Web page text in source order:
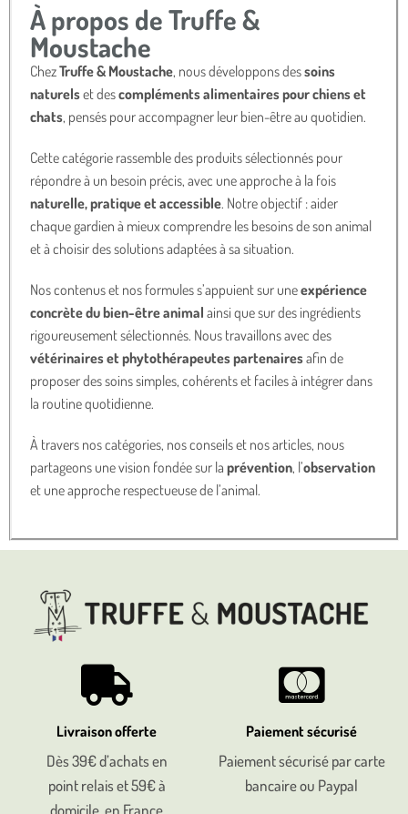
À propos de Truffe &
Moustache
ChezTruffe & Moustache, nous développons dessoins
naturelset descompléments alimentaires pour chiens et
chats, pensés pour accompagner leur bien-être au quotidien.
Cette catégorie rassemble des produits sélectionnés pour
répondre à un besoin précis, avec une approche à la fois
naturelle, pratique et accessible. Notre objectif : aider
chaque gardien à mieux comprendre les besoins de son animal
et à choisir des solutions adaptées à sa situation.
Nos contenus et nos formules s’appuient sur uneexpérience
concrète du bien-être animal ainsi que sur des ingrédients
rigoureusement sélectionnés. Nous travaillons avec des
vétérinaires et phytothérapeutes partenairesafin de
proposer des soins simples, cohérents et faciles à intégrer dans
la routine quotidienne.
À travers nos catégories, nos conseils et nos articles, nous
partageons une vision fondée sur la prévention, l’observation
et une approche respectueuse de l’animal.
Livraison offerte
Dès 39€ d’achats en
point relais et 59€ à
domicile, en France
Paiement sécurisé
Paiement sécurisé par carte
bancaire ou Paypal